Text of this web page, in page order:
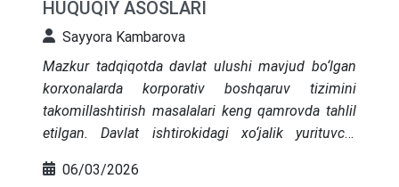
HUQUQIY ASOSLARI
Sayyora Kambarova
Mazkur tadqiqotda davlat ulushi mavjud bo‘lgan
korxonalarda korporativ boshqaruv tizimini
takomillashtirish masalalari keng qamrovda tahlil
etilgan. Davlat ishtirokidagi xo‘jalik yurituvchi
ta’minlash hamda investitsiyaviy muhit
06/03/2026